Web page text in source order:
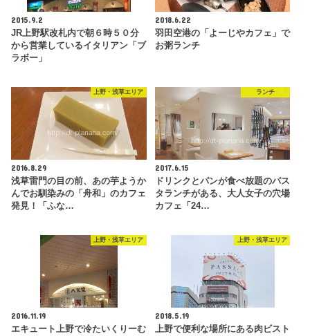
2015.9.2
JR上野駅改札内で朝６時５０分
から営業しているイタリアン「ブ
ラボー」
2018.6.22
羽田空港の「よーじやカフェ」で
お粥ランチ
上野・浅草エリア
2016.8.29
浅草雷門の目の前、あの芋ようか
んでお馴染みの「舟和」のカフェ
発見！「ふな…
ランチ
2017.6.15
ドリンクとパンが食べ放題のパス
タランチがある、大人女子の穴場
カフェ「24…
上野・浅草エリア
2016.11.19
エキュート上野で冷たいくりーむ
上野・浅草エリア
2018.5.19
上野で便利な場所にある肉ビスト